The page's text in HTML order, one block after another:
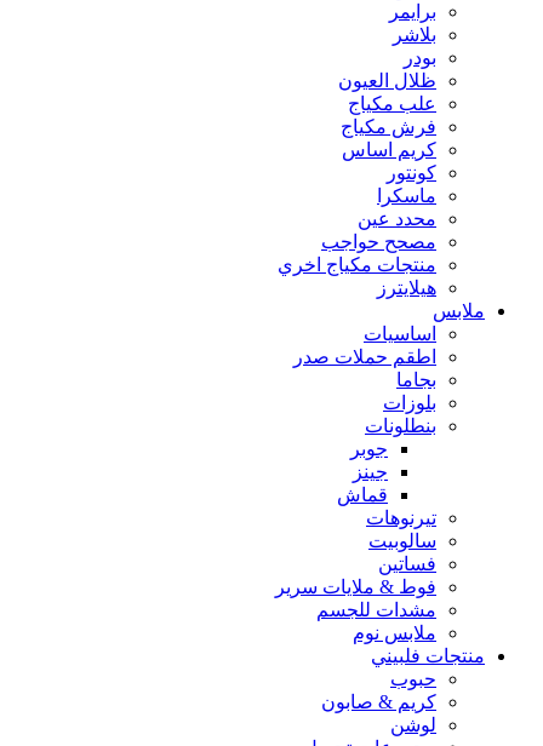
برايمر
بلاشر
بودر
ظلال العيون
علب مكياج
فرش مكياج
كريم اساس
كونتور
ماسكرا
محدد عين
مصحح حواجب
منتجات مكياج اخري
هيلايترز
ملابس
اساسيات
اطقم حملات صدر
بجاما
بلوزات
بنطلونات
جوبر
جينز
قماش
تيرنوهات
سالوبيت
فساتين
فوط & ملايات سرير
مشدات للجسم
ملابس نوم
منتجات فلبيني
حبوب
كريم & صابون
لوشن